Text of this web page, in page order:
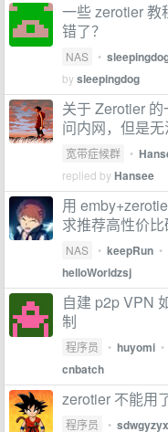
一些 zerotier 教
错了？
NAS •
bysleepingdog
关于 Zerotier
问内网，但是
宽带症候群 •
replied byHansee
用
求推荐高性价
NAS • keepRun •
helloWorldzsj
自建 p2p VPN
制
程序员 • huyomi •
cnbatch
zerotier 不能用
程序员 •